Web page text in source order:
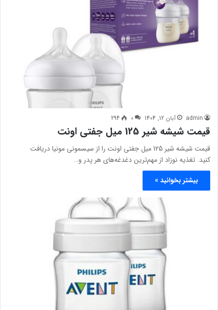
admin آبان 12, 1404 0
294
قیمت شیشه شیر 125 میل جفتی اونت
قیمت شیشه شیر 125 میل جفتی اونت را از سیسمونی مونیا دریافت
کنید. تغذیه نوزاد از مهم‌ترین دغدغه‌های هر پدر و…
بیشتر بخوانید »